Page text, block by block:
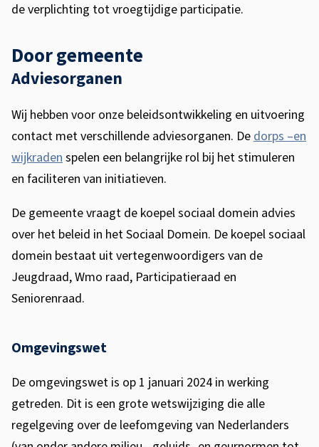
de verplichting tot vroegtijdige participatie.
Door gemeente
Adviesorganen
Wij hebben voor onze beleidsontwikkeling en uitvoering
contact met verschillende adviesorganen. Dedorps –en
wijkradenspelen een belangrijke rol bij het stimuleren
en faciliteren van initiatieven.
De gemeente vraagt de koepel sociaal domein advies
over het beleid in het Sociaal Domein. De koepel sociaal
domein bestaat uit vertegenwoordigers van de
Jeugdraad, Wmo raad, Participatieraad en
Seniorenraad.
Omgevingswet
De omgevingswet is op 1 januari 2024 in werking
getreden. Dit is een grote wetswijziging die alle
regelgeving over de leefomgeving van Nederlanders